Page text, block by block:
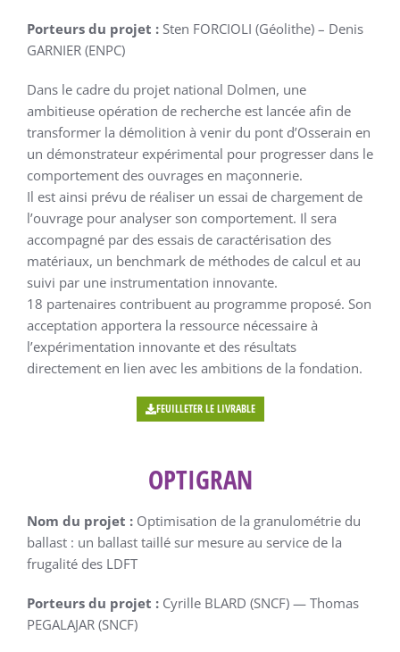
Porteurs du projet : Sten FORCIOLI (Géolithe) – Denis
GARNIER (ENPC)
Dans le cadre du projet national Dolmen, une
ambitieuse opération de recherche est lancée afin de
transformer la démolition à venir du pont d’Osserain en
un démonstrateur expérimental pour progresser dans le
comportement des ouvrages en maçonnerie.
Il est ainsi prévu de réaliser un essai de chargement de
l’ouvrage pour analyser son comportement. Il sera
accompagné par des essais de caractérisation des
matériaux, un benchmark de méthodes de calcul et au
suivi par une instrumentation innovante.
18 partenaires contribuent au programme proposé. Son
acceptation apportera la ressource nécessaire à
l’expérimentation innovante et des résultats
directement en lien avec les ambitions de la fondation.
FEUILLETER LE LIVRABLE
OPTIGRAN
Nom du projet : Optimisation de la granulométrie du
ballast : un ballast taillé sur mesure au service de la
frugalité des LDFT
Porteurs du projet : Cyrille BLARD (SNCF) — Thomas
PEGALAJAR (SNCF)